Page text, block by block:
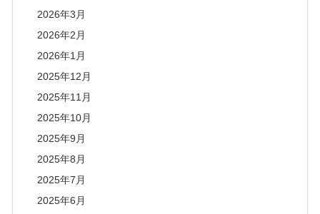
2026年3月
2026年2月
2026年1月
2025年12月
2025年11月
2025年10月
2025年9月
2025年8月
2025年7月
2025年6月